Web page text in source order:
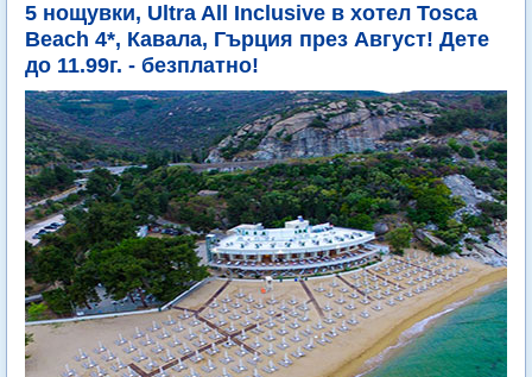
5 нощувки, Ultra All Inclusive в хотел Tosca
Beach 4*, Кавала, Гърция през Август! Дете
до 11.99г. - безплатно!